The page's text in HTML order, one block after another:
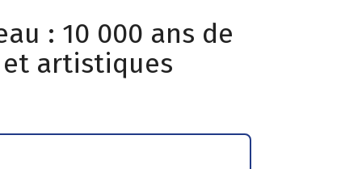
: 10 000 ans de
artistiques